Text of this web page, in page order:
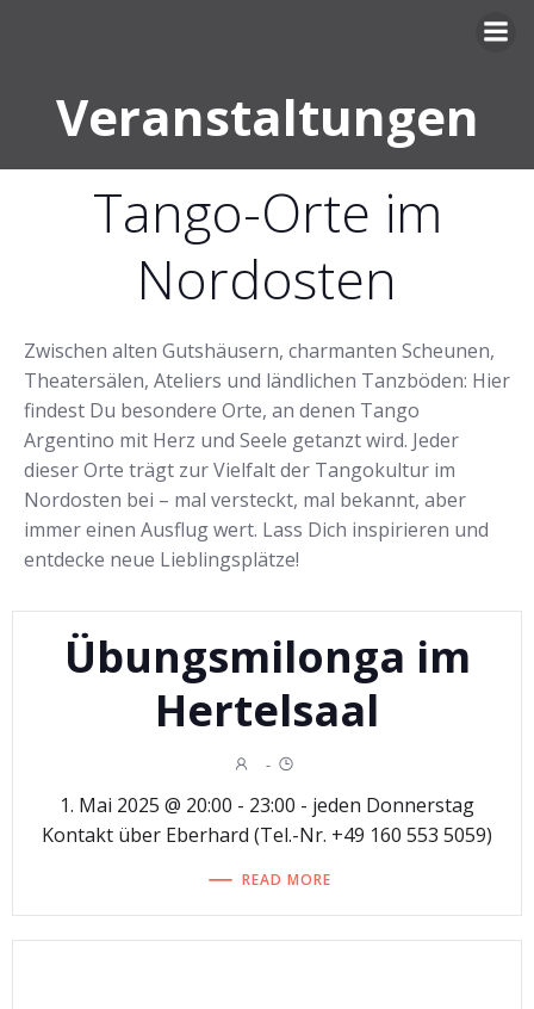
Veranstaltungen
Tango-Orte im
Nordosten
Zwischen alten Gutshäusern, charmanten Scheunen,
Theatersälen, Ateliers und ländlichen Tanzböden: Hier
findest Du besondere Orte, an denen Tango
Argentino mit Herz und Seele getanzt wird. Jeder
dieser Orte trägt zur Vielfalt der Tangokultur im
Nordosten bei – mal versteckt, mal bekannt, aber
immer einen Ausflug wert. Lass Dich inspirieren und
entdecke neue Lieblingsplätze!
Übungsmilonga im
Hertelsaal
-
1. Mai 2025 @ 20:00 - 23:00 - jeden Donnerstag
Kontakt über Eberhard (Tel.-Nr. +49 160 553 5059)
READ MORE